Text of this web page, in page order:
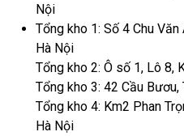
Nội
Tổng kho 1: Số 4 Chu
Hà Nội
Tổng kho 2: Ô số 1, Lô 8,
Tổng kho 3: 42 Cầu Bươu,
Tổng kho 4: Km2 Phan
Hà Nội